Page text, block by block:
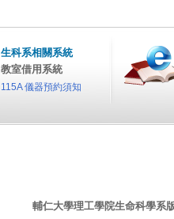
生科系相關系統
教室借用系統
115A 儀器預約須知
輔仁大學理工學院生命科學系